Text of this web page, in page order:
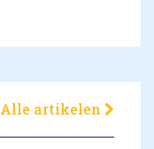
Alle artikelen